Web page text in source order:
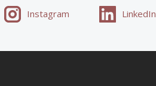
Instagram LinkedIn